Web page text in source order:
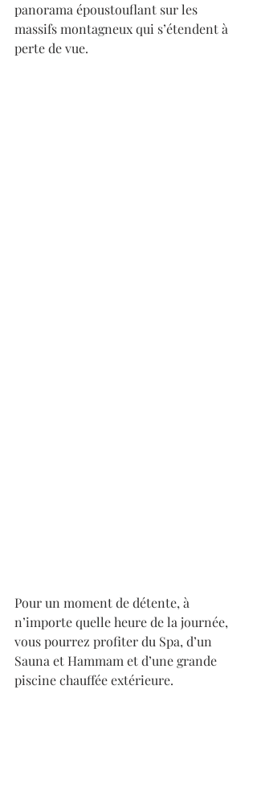
panorama époustouflant sur les
massifs montagneux qui s’étendent à
perte de vue.
Pour un moment de détente, à
n’importe quelle heure de la journée,
vous pourrez profiter du Spa, d’un
Sauna et Hammam et d’une grande
piscine chauffée extérieure.